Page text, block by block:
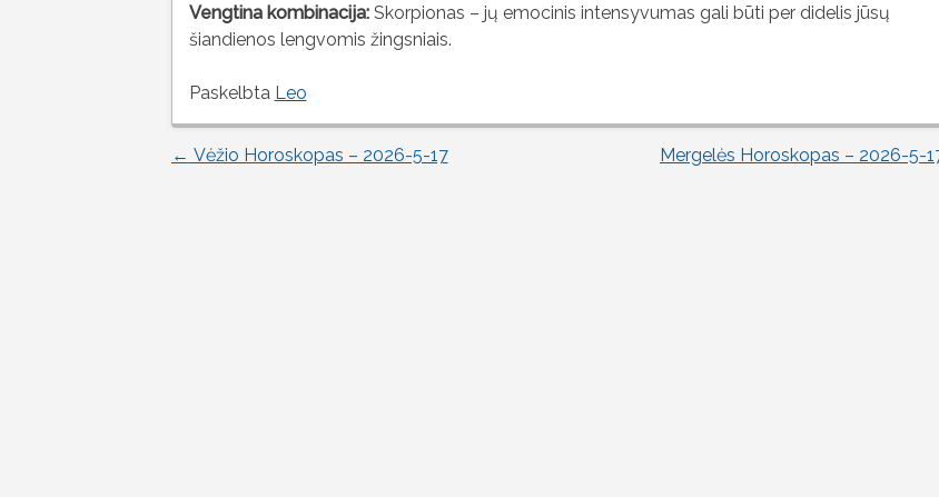
Vengtina kombinacija:Skorpionas – jų emocinis intensyvumas gali būti per didelis jūsų
šiandienos lengvomis žingsniais.
Paskelbta Leo
Įrašo
← Vėžio Horoskopas – 2026-5-17 Mergelės Horoskopas – 2026-5-